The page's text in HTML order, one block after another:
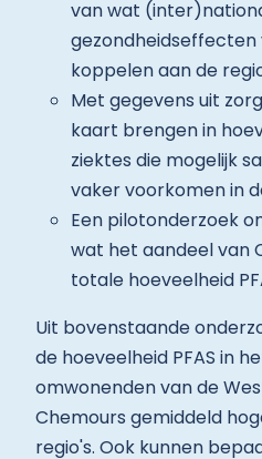
van wat
gezondheidseffecten
koppelen aan de
Met gegevens uit
kaart brengen in
ziektes die mogelijk
vaker voorkomen in
Een pilotonderzoek
wat het aandeel van
totale hoeveelheid
Uit bovenstaande
de hoeveelheid PFAS in
omwonenden van de
Chemours gemiddeld
regio's. Ook kunnen